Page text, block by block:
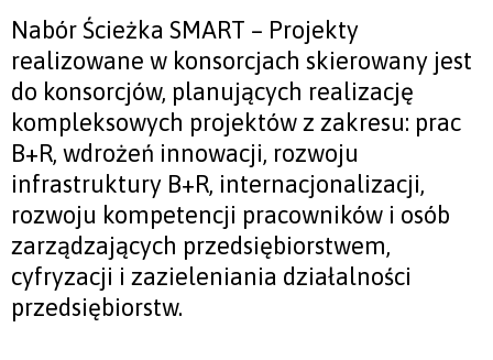
Nabór Ścieżka SMART – Projekty
realizowane w konsorcjach skierowany jest
do konsorcjów, planujących realizację
kompleksowych projektów z zakresu: prac
B+R, wdrożeń innowacji, rozwoju
infrastruktury B+R, internacjonalizacji,
rozwoju kompetencji pracowników i osób
zarządzających przedsiębiorstwem,
cyfryzacji i zazieleniania działalności
przedsiębiorstw.